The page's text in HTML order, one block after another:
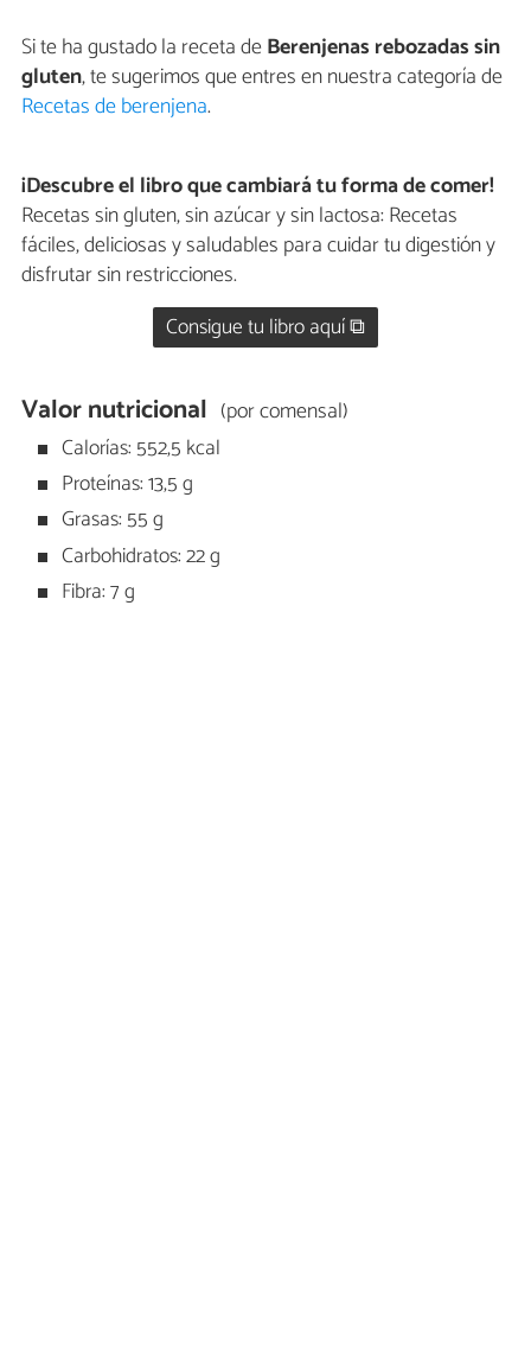
Si te ha gustado la receta deBerenjenas rebozadas sin
gluten, te sugerimos que entres en nuestra categoría de
Recetas de berenjena.
¡Descubre el libro que cambiará tu forma de comer!
Recetas sin gluten, sin azúcar y sin lactosa: Recetas
fáciles, deliciosas y saludables para cuidar tu digestión y
disfrutar sin restricciones.
Consigue tu libro aquí ⧉
Valor nutricional (por comensal)
Calorías: 552,5 kcal
Proteínas: 13,5 g
Grasas: 55 g
Carbohidratos: 22 g
Fibra: 7 g